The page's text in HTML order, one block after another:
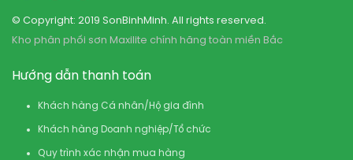
© Copyright: 2019 SonBinhMinh. All rights reserved.
Kho phân phối sơn Maxilite chính hãng toàn miền Bắc
Hướng dẫn thanh toán
Khách hàng Cá nhân/Hộ gia đình
Khách hàng Doanh nghiệp/Tổ chức
Quy trình xác nhận mua hàng